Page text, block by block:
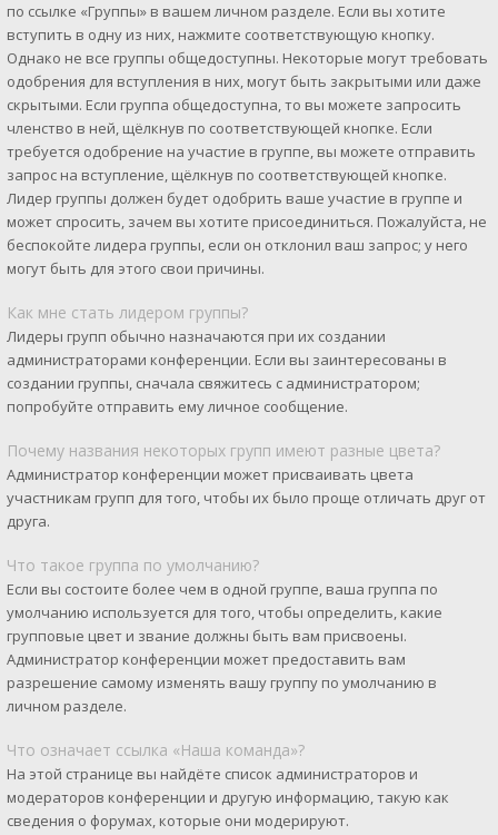
по ссылке «Группы» в вашем личном разделе. Если вы хотите
вступить в одну из них, нажмите соответствующую кнопку.
Однако не все группы общедоступны. Некоторые могут требовать
одобрения для вступления в них, могут быть закрытыми или даже
скрытыми. Если группа общедоступна, то вы можете запросить
членство в ней, щёлкнув по соответствующей кнопке. Если
требуется одобрение на участие в группе, вы можете отправить
запрос на вступление, щёлкнув по соответствующей кнопке.
Лидер группы должен будет одобрить ваше участие в группе и
может спросить, зачем вы хотите присоединиться. Пожалуйста, не
беспокойте лидера группы, если он отклонил ваш запрос; у него
могут быть для этого свои причины.
Как мне стать лидером группы?
Лидеры групп обычно назначаются при их создании
администраторами конференции. Если вы заинтересованы в
создании группы, сначала свяжитесь с администратором;
попробуйте отправить ему личное сообщение.
Почему названия некоторых групп имеют разные цвета?
Администратор конференции может присваивать цвета
участникам групп для того, чтобы их было проще отличать друг от
друга.
Что такое группа по умолчанию?
Если вы состоите более чем в одной группе, ваша группа по
умолчанию используется для того, чтобы определить, какие
групповые цвет и звание должны быть вам присвоены.
Администратор конференции может предоставить вам
разрешение самому изменять вашу группу по умолчанию в
личном разделе.
Что означает ссылка «Наша команда»?
На этой странице вы найдёте список администраторов и
модераторов конференции и другую информацию, такую как
сведения о форумах, которые они модерируют.